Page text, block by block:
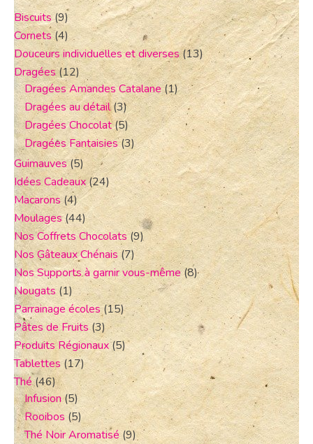
Biscuits(9)
Cornets(4)
Douceurs individuelles et diverses (13)
Dragées(12)
Dragées Amandes Catalane(1)
Dragées au détail(3)
Dragées Chocolat(5)
Dragées Fantaisies (3)
Guimauves (5)
Idées Cadeaux(24)
Macarons(4)
Moulages(44)
Nos Coffrets Chocolats (9)
Nos Gâteaux Chénais (7)
Nos Supports à garnir vous-même(8)
Nougats (1)
Parrainage écoles (15)
Pâtes de Fruits (3)
Produits Régionaux(5)
Tablettes(17)
Thé (46)
Infusion(5)
Rooibos (5)
Thé Noir Aromatisé (9)